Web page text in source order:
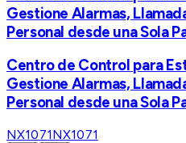
Gestione Alarmas,
Personal desde una Sola
Centro de Control para
Gestione Alarmas,
Personal desde una Sola
NX1071NX1071